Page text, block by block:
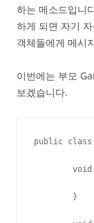
하는 메소드입니
하게 되면 자기
객체들에게 메시
이번에는 부모
보겠습니다.
public class